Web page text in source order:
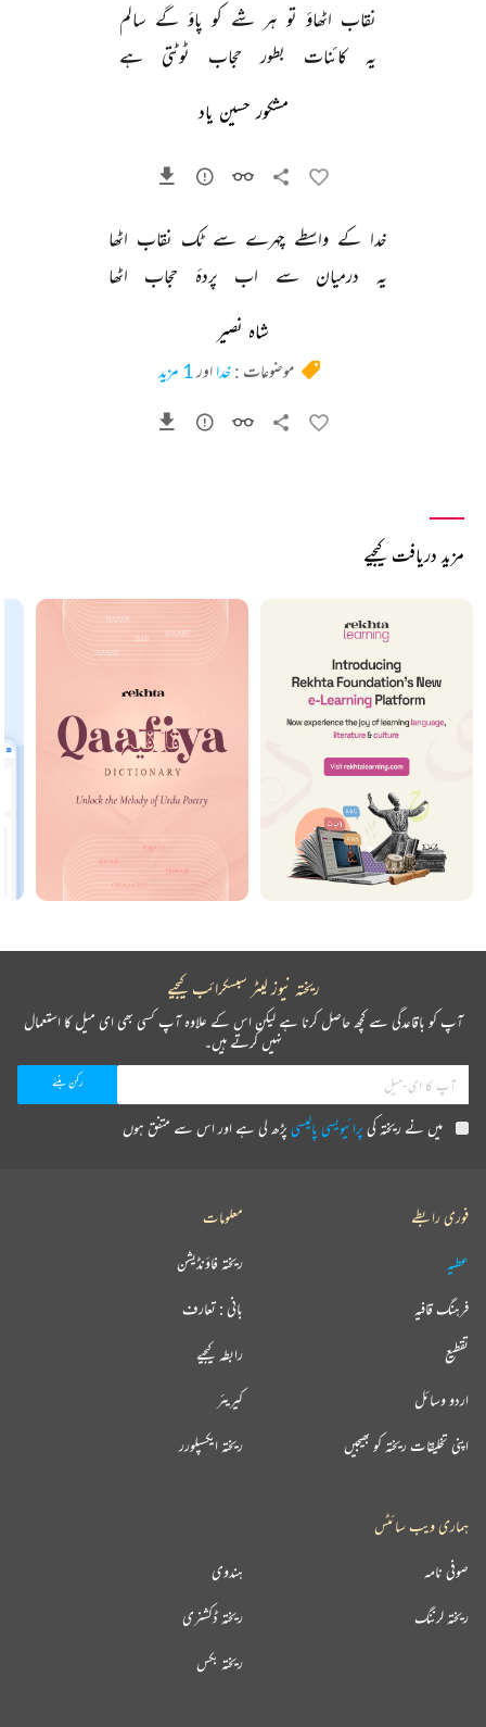
نقاب اٹھاؤ تو ہر شے کو پاؤ گے سالم
یہ
کائنات بطور حجاب ٹوٹتی ہے
مشکور حسین یاد
خدا کے واسطے چہرے سے ٹک نقاب اٹھا
یہ
درمیان سے اب پردۂ حجاب اٹھا
شاہ نصیر
موضوعات :خدا اور1 مزید
مزید دریافت کیجیے
ریختہ نیوز لیٹر سبسکرائب کیجیے
آپ کو باقاعدگی سے کچھ حاصل کرنا ہے لیکن اس کے علاوہ آپ کسی بھی ای میل کا استعمال
نہیں کرتے ہیں۔
میں نے ریختہ کیپرائیویسی پالیسیپڑھ لی ہے اور اس سے متفق ہوں
فوری رابطے
عطیہ
فرہنگ قافیہ
تقطیع
اردو وسائل
اپنی تخلیقات ریختہ کو بھیجیں
معلومات
ریختہ فاؤنڈیشن
بانی : تعارف
رابطہ کیجیے
کیریئر
ریختہ ایکسپلورر
ہماری ویب سائٹس
ہندوی صوفی نامہ
ریختہ ڈکشنری ریختہ لرننگ
ریختہ بکس